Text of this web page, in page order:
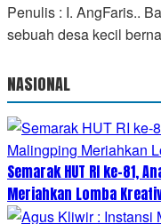
Penulis : I. AngFaris..
sebuah desa kecil
NASIONAL
Semarak HUT RI ke-81,
Meriahkan Lomba